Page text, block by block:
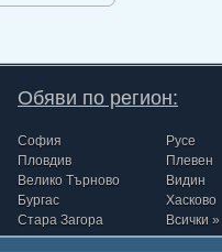
Обяви по регион:
София
Пловдив
Велико Търново
Бургас
Стара Загора
Русе
Плевен
Видин
Хасково
Всички »